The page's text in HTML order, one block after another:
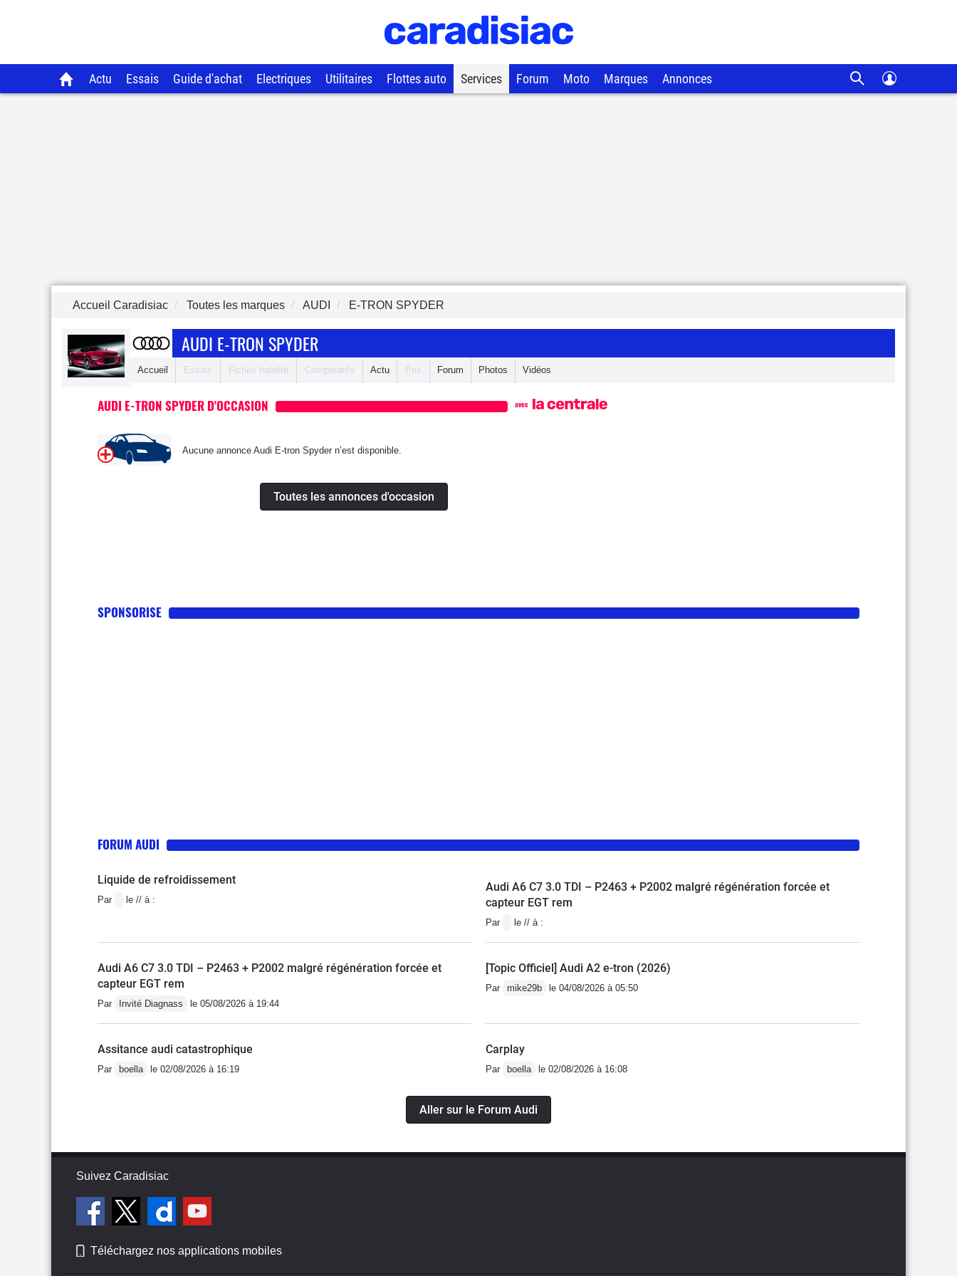
Actu Essais Guide d'achat Electriques Utilitaires Flottes auto Services Forum Moto Marques Annonces
Accueil Caradisiac Toutes les marques AUDI E-TRON SPYDER
AUDI E-TRON SPYDER
Accueil Essais Fiches fiabilité Comparatifs Actu Prix Forum Photos Vidéos
AUDI E-TRON SPYDER D'OCCASION avec
Aucune annonce Audi E-tron Spyder n’est disponible.
Toutes les annonces d'occasion
SPONSORISE
FORUM AUDI
Liquide de refroidissement
Par le // à :
Audi A6 C7 3.0 TDI – P2463 + P2002 malgré régénération forcée et
capteur EGT rem
Par le // à :
Audi A6 C7 3.0 TDI – P2463 + P2002 malgré régénération forcée et
capteur EGT rem
Par Invité Diagnass le 05/08/2026 à 19:44
[Topic Officiel] Audi A2 e-tron (2026)
Par mike29b le 04/08/2026 à 05:50
Assitance audi catastrophique
Par boella le 02/08/2026 à 16:19
Carplay
Par boella le 02/08/2026 à 16:08
Aller sur le Forum Audi
Suivez Caradisiac
Téléchargez nos applications mobiles